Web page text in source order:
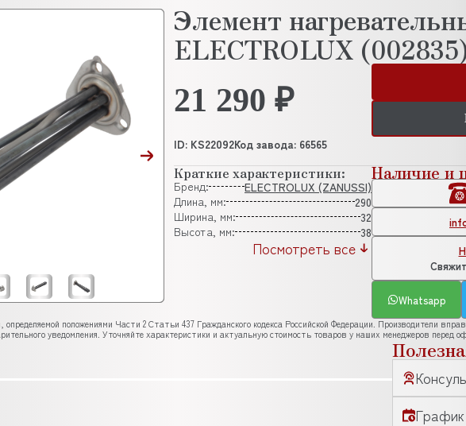
Элемент
ELECTROLUX
21 290 ₽
ID: KS22092Код завода: 66565
Краткие характеристики:
Бренд:
ELECTROLUX (ZANUSSI)
Длина, мм:
290
Ширина, мм:
32
Высота, мм:
38
Посмотреть все
Наличие и
Whatsapp
положениями Части 2 Статьи 437 Гражданского кодекса Российской Федерации. Производители
уведомления. Уточняйте характеристики и актуальную стоимость товаров у наших менеджеров перед